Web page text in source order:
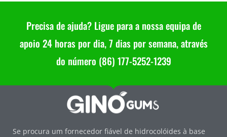
Precisa de ajuda? Ligue para a nossa equipa de
apoio 24 horas por dia, 7 dias por semana, através
do número (86) 177-5252-1239
Se procura um fornecedor fiável de hidrocolóides à base